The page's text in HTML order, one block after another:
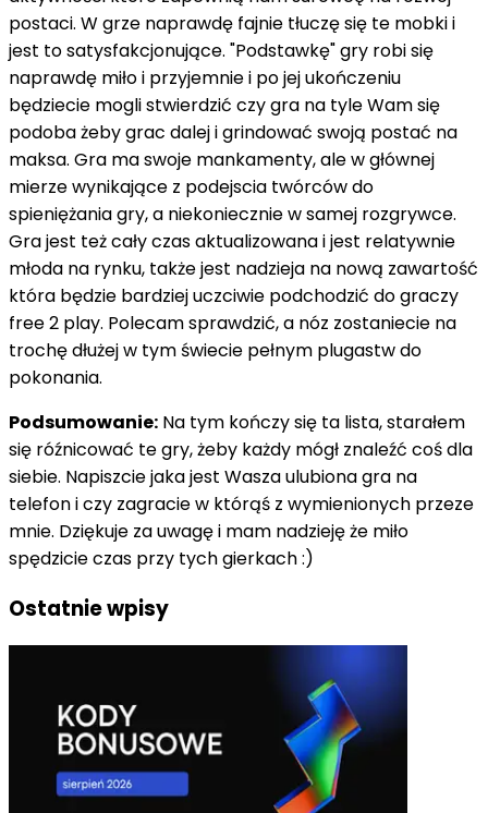
postaci. W grze naprawdę fajnie tłuczę się te mobki i
jest to satysfakcjonujące. "Podstawkę" gry robi się
naprawdę miło i przyjemnie i po jej ukończeniu
będziecie mogli stwierdzić czy gra na tyle Wam się
podoba żeby grac dalej i grindować swoją postać na
maksa. Gra ma swoje mankamenty, ale w głównej
mierze wynikające z podejscia twórców do
spieniężania gry, a niekoniecznie w samej rozgrywce.
Gra jest też cały czas aktualizowana i jest relatywnie
młoda na rynku, także jest nadzieja na nową zawartość
która będzie bardziej uczciwie podchodzić do graczy
free 2 play. Polecam sprawdzić, a nóz zostaniecie na
trochę dłużej w tym świecie pełnym plugastw do
pokonania.
Podsumowanie: Na tym kończy się ta lista, starałem
się róźnicować te gry, żeby każdy mógł znaleźć coś dla
siebie. Napiszcie jaka jest Wasza ulubiona gra na
telefon i czy zagracie w którąś z wymienionych przeze
mnie. Dziękuje za uwagę i mam nadzieję że miło
spędzicie czas przy tych gierkach :)
Ostatnie wpisy